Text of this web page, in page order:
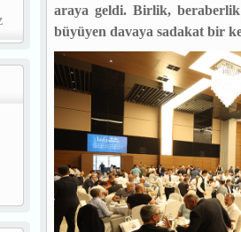
araya geldi. Birlik,
büyüyen davaya sadakat bir